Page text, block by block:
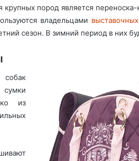
пород является переноска-
владельцами
сезон. В зимний период в них
из